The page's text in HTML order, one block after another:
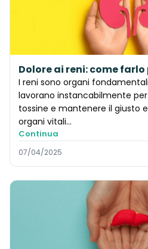
Dolore ai reni: come
I reni sono organi
lavorano instancabilmente
tossine e mantenere il giusto
organi vitali...
Continua
07/04/2025